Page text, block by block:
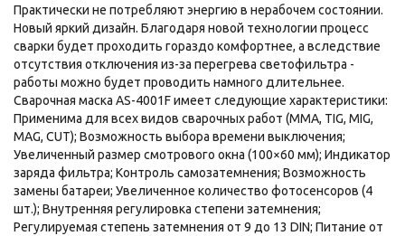
Практически не потребляют энергию в нерабочем состоянии.
Новый яркий дизайн. Благодаря новой технологии процесс
сварки будет проходить гораздо комфортнее, а вследствие
отсутствия отключения из-за перегрева светофильтра -
работы можно будет проводить намного длительнее.
Сварочная маска AS-4001F имеет следующие характеристики:
Применима для всех видов сварочных работ (MMA, TIG, MIG,
MAG, CUT); Возможность выбора времени выключения;
Увеличенный размер смотрового окна (100×60 мм); Индикатор
заряда фильтра; Контроль самозатемнения; Возможность
замены батареи; Увеличенное количество фотосенсоров (4
шт.); Внутренняя регулировка степени затемнения;
Регулируемая степень затемнения от 9 до 13 DIN; Питание от